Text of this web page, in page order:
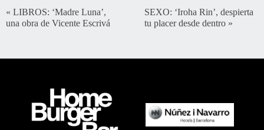
« LIBROS: ‘Madre Luna’,
una obra de Vicente Escrivá
SEXO: ‘Iroha Rin’, despierta
tu placer desde dentro »